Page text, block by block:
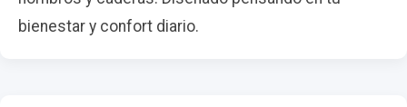
bienestar y confort diario.